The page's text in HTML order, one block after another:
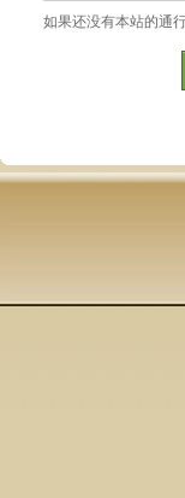
如果还没有本站的通